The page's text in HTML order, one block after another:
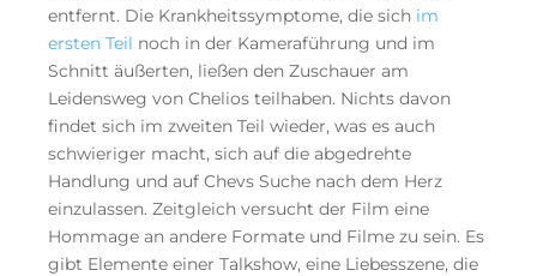
entfernt. Die Krankheitssymptome, die sich im
ersten Teil noch in der Kameraführung und im
Schnitt äußerten, ließen den Zuschauer am
Leidensweg von Chelios teilhaben. Nichts davon
findet sich im zweiten Teil wieder, was es auch
schwieriger macht, sich auf die abgedrehte
Handlung und auf Chevs Suche nach dem Herz
einzulassen. Zeitgleich versucht der Film eine
Hommage an andere Formate und Filme zu sein. Es
gibt Elemente einer Talkshow, eine Liebesszene, die